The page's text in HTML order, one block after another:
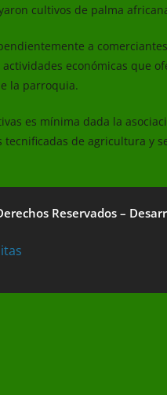
cultivos de palma
a
económicas que
la parroquia.
es mínima dada la
de agricultura y
Reservados –